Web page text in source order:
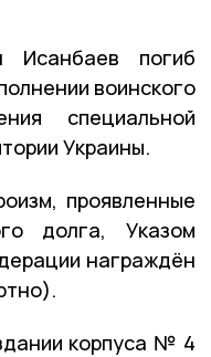
Исанбаев погиб
воинского
специальной
Украины.
проявленные
долга, Указом
награждён
корпуса № 4